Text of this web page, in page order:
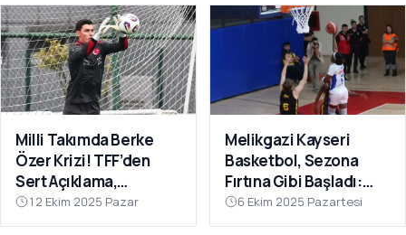
Milli Takımda Berke
Özer Krizi! TFF’den
Sert Açıklama,
Kaleciden Yanıt
Gecikmedi
12 Ekim 2025 Pazar
Melikgazi Kayseri
Basketbol, Sezona
Fırtına Gibi Başladı:
Dardanel Çanakkale’yi
Farklı Geçti
6 Ekim 2025 Pazartesi